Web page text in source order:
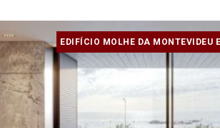
EDIFÍCIO MOLHE DA MONTEVIDEU